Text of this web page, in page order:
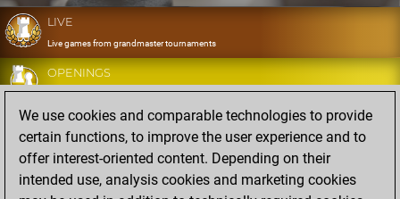
LIVE
Live games from grandmaster tournaments
OPENINGS
Develop and exercise your openings
DATABASE
Eight million strong games
MYGAMES
Store and analyse your own games in the cloud
We use cookies and comparable technologies to provide
certain functions, to improve the user experience and to
offer interest-oriented content. Depending on their
intended use, analysis cookies and marketing cookies